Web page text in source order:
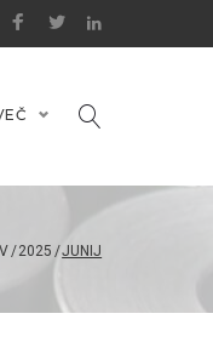
/2025 /JUNIJ